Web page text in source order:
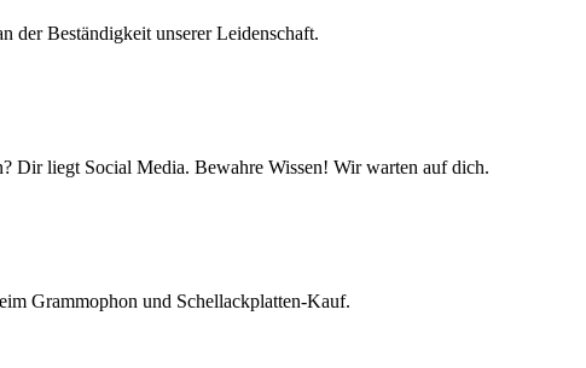
der Beständigkeit unserer Leidenschaft.
Dir liegt Social Media. Bewahre Wissen! Wir warten auf dich.
Grammophon und Schellackplatten-Kauf.